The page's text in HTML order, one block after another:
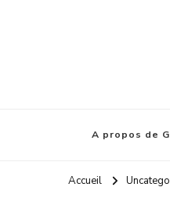
A propos de
Accueil